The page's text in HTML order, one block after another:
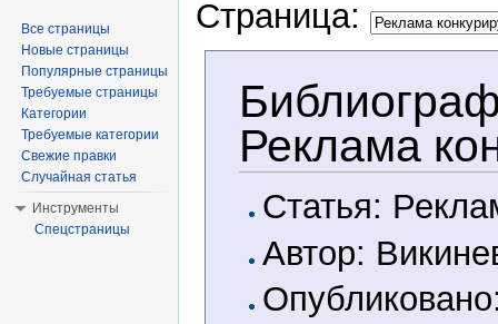
Страница:
Реклама
Статья:
Автор:
Все страницы
Новые страницы
Популярные страницы
Требуемые страницы
Категории
Требуемые категории
Свежие правки
Случайная статья
Инструменты
Спецстраницы